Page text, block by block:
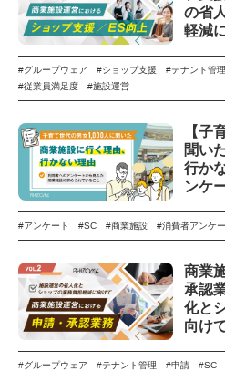
の省
軽減
#グループウェア #ショップ支援 #テナント管理
#従業員満足度
#施設運営
【子
聞い
行か
ンケ
#アンケート #SC #商業施設 #消費者アンケ
商業
承認
化と
向け
#グループウェア #テナント管理 #申請 #SC